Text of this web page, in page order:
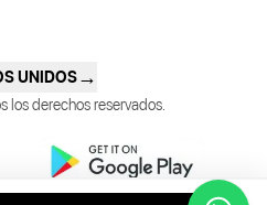
UNIDOS→
los derechos reservados.